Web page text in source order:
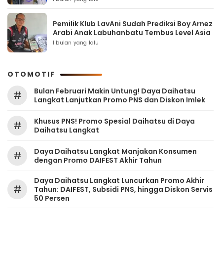
Pemilik Klub LavAni Sudah Prediksi Boy Arnez
Arabi Anak Labuhanbatu Tembus Level Asia
1 bulan yang lalu
OTOMOTIF
#
Bulan Februari Makin Untung! Daya Daihatsu
Langkat Lanjutkan Promo PNS dan Diskon Imlek
#
Khusus PNS! Promo Spesial Daihatsu di Daya
Daihatsu Langkat
#
Daya Daihatsu Langkat Manjakan Konsumen
dengan Promo DAIFEST Akhir Tahun
#
Daya Daihatsu Langkat Luncurkan Promo Akhir
Tahun: DAIFEST, Subsidi PNS, hingga Diskon Servis
50 Persen